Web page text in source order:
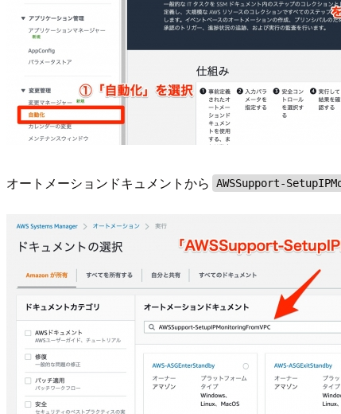
オートメーションドキュメントから AWSSupport-